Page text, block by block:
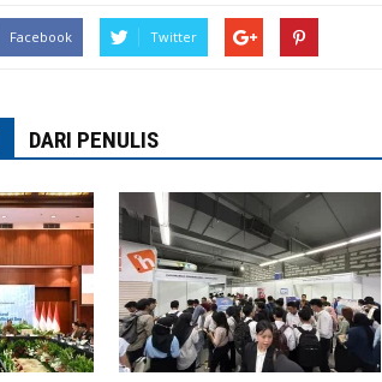
Facebook Twitter
DARI PENULIS